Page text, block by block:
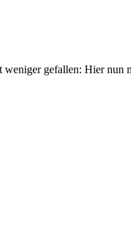
weniger gefallen: Hier